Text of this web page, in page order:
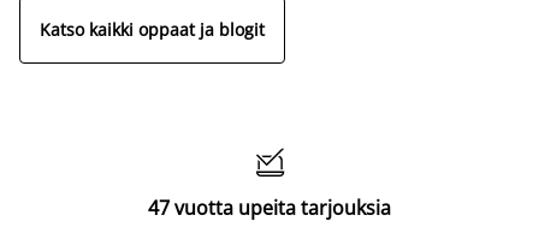
Katso kaikki oppaat ja blogit

47 vuotta upeita tarjouksia